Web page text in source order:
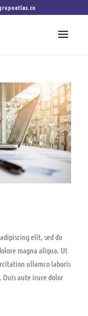
elit, sed do
magna aliqua. Ut
ullamco laboris
Duis aute irure dolor